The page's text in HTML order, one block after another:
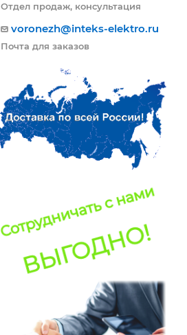
Отдел продаж, консультация
voronezh@inteks-elektro.ru
Почта для заказов